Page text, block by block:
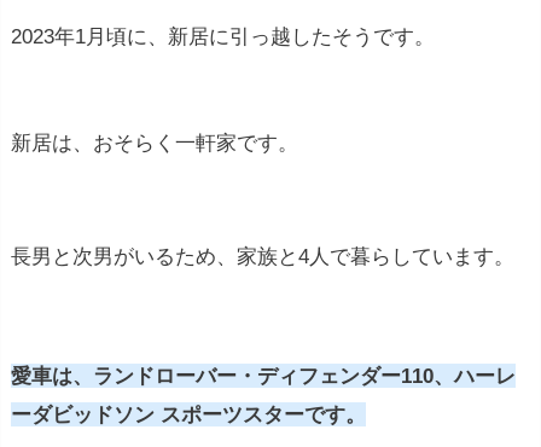
2023年1月頃に、新居に引っ越したそうです。
新居は、おそらく一軒家です。
長男と次男がいるため、家族と4人で暮らしています。
愛車は、ランドローバー・ディフェンダー110、ハーレ
ーダビッドソン スポーツスターです。